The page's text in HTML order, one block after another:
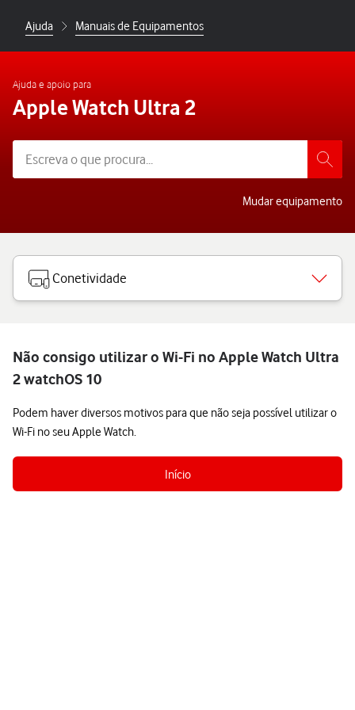
Ajuda Manuais de Equipamentos
Ajuda e apoio para
Apple Watch Ultra 2
Mudar equipamento
Conetividade
Não consigo utilizar o Wi-Fi no Apple Watch Ultra
2 watchOS 10
Podem haver diversos motivos para que não seja possível utilizar o
Wi-Fi no seu Apple Watch.
Início